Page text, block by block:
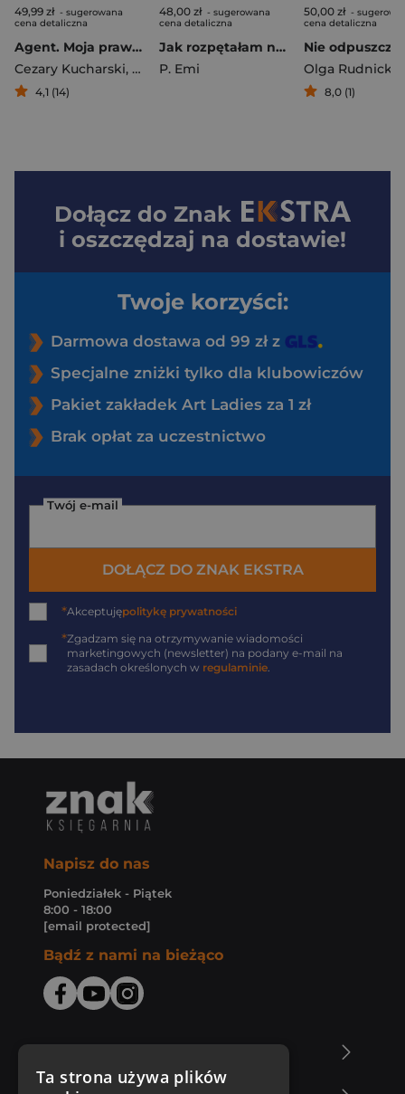
49,99 zł - sugerowana
cena detaliczna
Agent. Moja prawda o Lewym, pieniądzach i manipulacji
Cezary Kucharski, Krzysztof Pyzia
4,1 (14)
48,00 zł - sugerowana
cena detaliczna
Jak rozpętałam największą seksaferę w Polsce
P. Emi
50,00 zł -
cena detaliczna
Olga Rudnicka
8,0 (1)
Dołącz do Znak
i oszczędzaj na dostawie!
Twoje korzyści:
Darmowa dostawa od 99 zł z
Specjalne zniżki tylko dla klubowiczów
Pakiet zakładek Art Ladies za 1 zł
Brak opłat za uczestnictwo
Twój e-mail
DOŁĄCZ DO ZNAK EKSTRA
*Akceptujępolitykę prywatności
*Zgadzam się na otrzymywanie wiadomości
marketingowych (newsletter) na podany e-mail na
zasadach określonych w regulaminie
Napisz do nas
Poniedziałek - Piątek
8:00 - 18:00
[email protected]
Bądź z nami na bieżąco
Ta strona używa plików